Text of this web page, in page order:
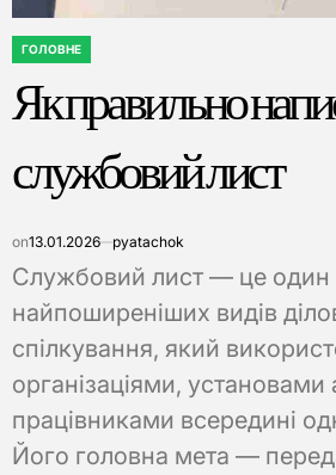
ОПУБЛІКУВАТИ
ГОЛОВНЕ
Як правильно
службовий лист
on13.01.2026 pyatachok
Службовий лист — це один
найпоширеніших видів
спілкування, який
організаціями, установами
працівниками всередині
Його головна мета —